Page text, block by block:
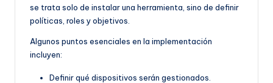
se trata solo de instalar una herramienta, sino de definir
políticas, roles y objetivos.
Algunos puntos esenciales en la implementación
incluyen:
Definir qué dispositivos serán gestionados.